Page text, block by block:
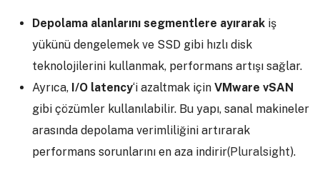
Depolama alanlarını segmentlere ayırarak iş
yükünü dengelemek ve SSD gibi hızlı disk
teknolojilerini kullanmak, performans artışı sağlar.
Ayrıca, I/O latency‘i azaltmak için VMware vSAN
gibi çözümler kullanılabilir. Bu yapı, sanal makineler
arasında depolama verimliliğini artırarak
performans sorunlarını en aza indirir​(Pluralsight).